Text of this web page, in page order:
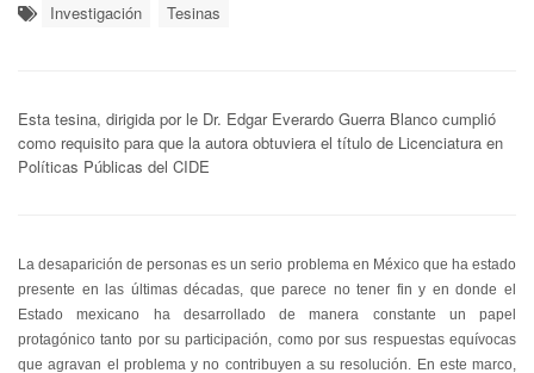
Investigación
Tesinas
Esta tesina, dirigida por le Dr. Edgar Everardo Guerra Blanco cumplió
como requisito para que la autora obtuviera el título de Licenciatura en
Políticas Públicas del CIDE
La desaparición de personas es un serio problema en México que ha estado
presente en las últimas décadas, que parece no tener fin y en donde el
Estado mexicano ha desarrollado de manera constante un papel
protagónico tanto por su participación, como por sus respuestas equívocas
que agravan el problema y no contribuyen a su resolución. En este marco,